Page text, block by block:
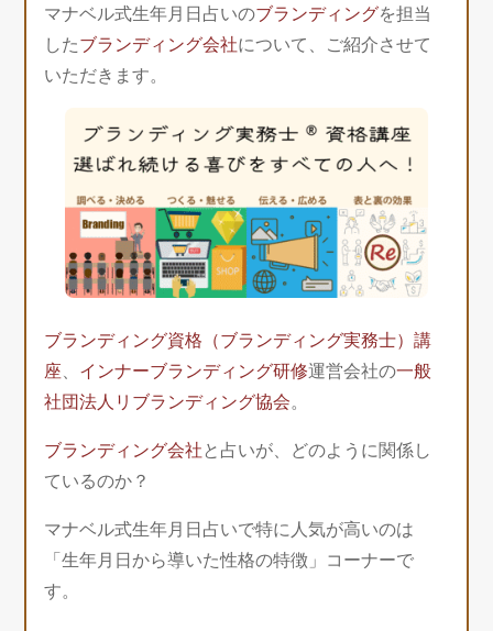
マナベル式生年月日占いのブランディングを担当
したブランディング会社について、ご紹介させて
いただきます。
ブランディング資格（ブランディング実務士）講
座、 インナーブランディング研修運営会社の一般
社団法人リブランディング協会。
ブランディング会社 と占いが、どのように関係し
ているのか？
マナベル式生年月日占いで特に人気が高いのは
「生年月日から導いた性格の特徴」コーナーで
す。